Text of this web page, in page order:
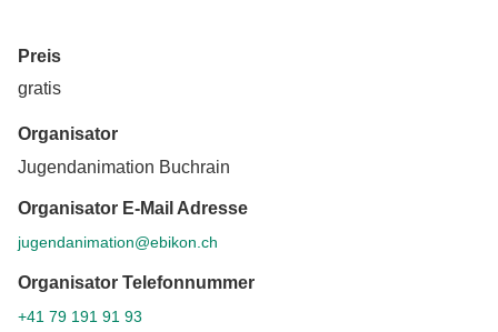
Preis
gratis
Organisator
Jugendanimation Buchrain
Organisator E-Mail Adresse
jugendanimation@ebikon.ch
Organisator Telefonnummer
+41 79 191 91 93